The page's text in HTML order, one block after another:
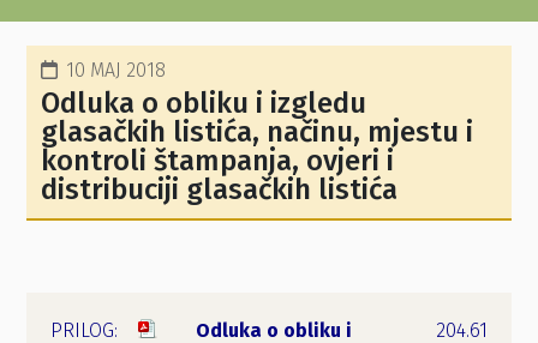
10 MAJ 2018
Odluka o obliku i izgledu
glasačkih listića, načinu, mjestu i
kontroli štampanja, ovjeri i
distribuciji glasačkih listića
Odluka o obliku i
204.61